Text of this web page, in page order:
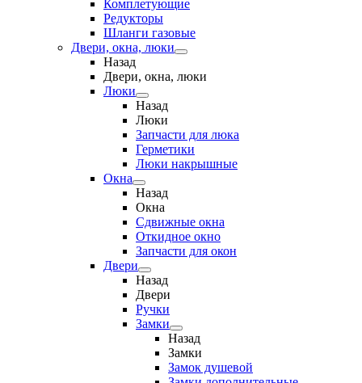
Комплетующие
Редукторы
Шланги газовые
Двери, окна, люки
Назад
Двери, окна, люки
Люки
Назад
Люки
Запчасти для люка
Герметики
Люки накрышные
Окна
Назад
Окна
Сдвижные окна
Откидное окно
Запчасти для окон
Двери
Назад
Двери
Ручки
Замки
Назад
Замки
Замок душевой